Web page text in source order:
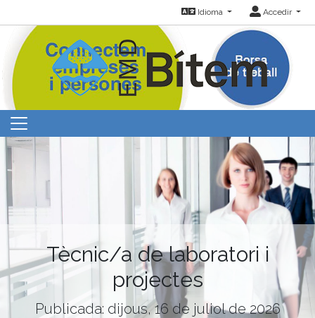
Idioma Accedir
Tècnic/a de laboratori i
projectes
Publicada: dijous, 16 de juliol de 2026